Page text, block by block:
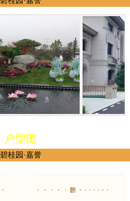
户型图
碧桂园·嘉誉